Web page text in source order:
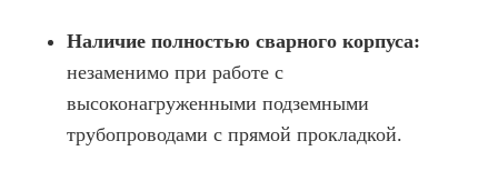
Наличие полностью сварного корпуса:
незаменимо при работе с
высоконагруженными подземными
трубопроводами с прямой прокладкой.